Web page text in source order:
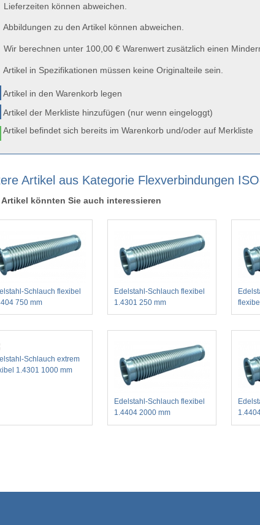
Lieferzeiten können abweichen.
Abbildungen zu den Artikel können abweichen.
Wir berechnen unter 100,00 € Warenwert zusätzlich einen
Artikel in Spezifikationen müssen keine Originalteile sein.
Artikel in den Warenkorb legen
Artikel der Merkliste hinzufügen (nur wenn eingeloggt)
Artikel befindet sich bereits im Warenkorb und/oder auf Merkliste
Artikel aus Kategorie Flexverbindungen
Artikel könnten Sie auch interessieren
Schlauch flexibel
750 mm
Edelstahl-Schlauch flexibel
1.4301 250 mm
Schlauch extrem
1.4301 1000 mm
Edelstahl-Schlauch flexibel
1.4404 2000 mm